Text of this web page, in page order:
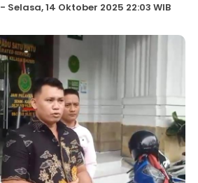
- Selasa, 14 Oktober 2025 22:03 WIB